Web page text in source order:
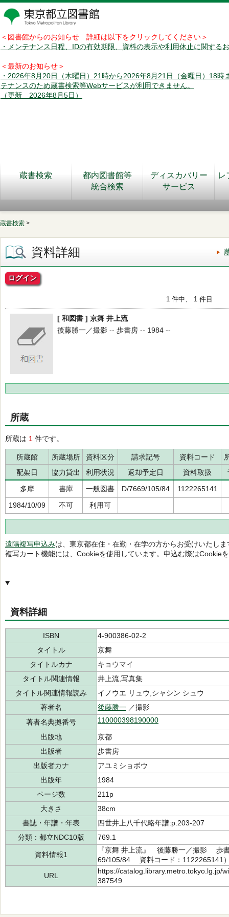
＜図書館からのお知らせ 詳細は以下をクリックしてください＞
・メンテナンス日程、IDの有効期限、資料の表示や利用休止に関する
＜最新のお知らせ＞
・2026年8月20日（木曜日）21時から2026年8月21日（金曜日）18時
テナンスのため蔵書検索等Webサービスが利用できません。
（更新 2026年8月5日）
蔵書検索
都内図書館等
統合検索
ディスカバリー
サービス
レ
蔵書検索 >
資料詳細
ログイン
1 件中、 1 件目
[ 和図書 ] 京舞 井上流
後藤勝一／撮影 -- 歩書房 -- 1984 --
所蔵
所蔵は 1 件です。
所蔵館 所蔵場所 資料区分 請求記号 資料コード
配架日
協力貸出 利用状況 返却予定日 資料取扱
多摩
書庫 一般図書 D/7669/105/84
1122265141
1984/10/09
不可 利用可
遠隔複写申込みは、東京都在住・在勤・在学の方からお受けいたしま
複写カート機能には、Cookieを使用しています。申込む際はCookie
資料詳細
ISBN
4-900386-02-2
タイトル
京舞
タイトルカナ
キョウマイ
タイトル関連情報
井上流,写真集
タイトル関連情報読み
イノウエ リュウ,シャシン シュウ
著者名
後藤勝一 ／撮影
著者名典拠番号
110000398190000
出版地
京都
出版者
歩書房
出版者カナ
アユミショボウ
出版年
1984
ページ数
211p
大きさ
38cm
書誌・年譜・年表
四世井上八千代略年譜:p.203-207
分類：都立NDC10版
769.1
資料情報1
『京舞 井上流』 後藤勝一／撮影 歩
69/105/84 資料コード：1122265141
URL
https://catalog.library.metro.tokyo.lg.jp/
387549